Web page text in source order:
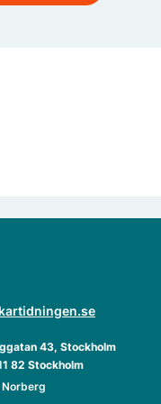
43, Stockholm
82 Stockholm